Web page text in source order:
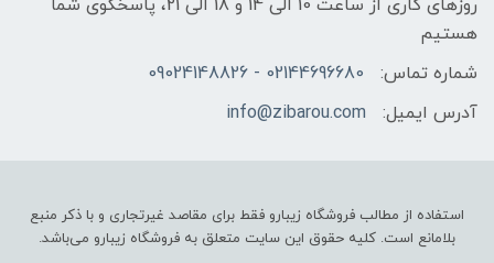
روزهای کاری از ساعت 10 الی 14 و 18 الی 21، پاسخگوی شما
هستیم
شماره تماس:
02144696680 - 09024148826
آدرس ایمیل:
info@zibarou.com
استفاده از مطالب فروشگاه زیبارو فقط برای مقاصد غیرتجاری و با ذکر منبع
بلامانع است. کلیه حقوق این سایت متعلق به فروشگاه زیبارو می‌باشد.